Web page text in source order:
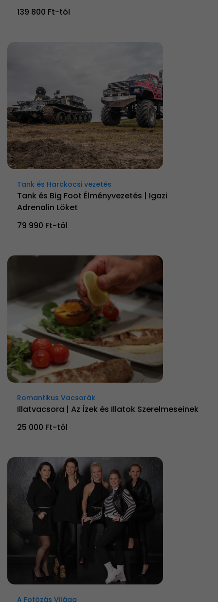
139 800 Ft-tól
Tank és Harckocsi vezetés
Tank és Big Foot Élményvezetés | Igazi
Adrenalin Löket
79 990 Ft-tól
Romantikus Vacsorák
Illatvacsora | Az Ízek és Illatok Szerelmeseinek
25 000 Ft-tól
A Fotózás Világa